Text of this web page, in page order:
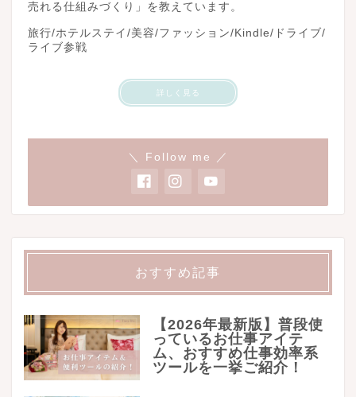
売れる仕組みづくり」を教えています。
旅行/ホテルステイ/美容/ファッション/Kindle/ドライブ/
ライブ参戦
詳しく見る
＼ Follow me ／
おすすめ記事
【2026年最新版】普段使
っているお仕事アイテ
ム、おすすめ仕事効率系
ツールを一挙ご紹介！